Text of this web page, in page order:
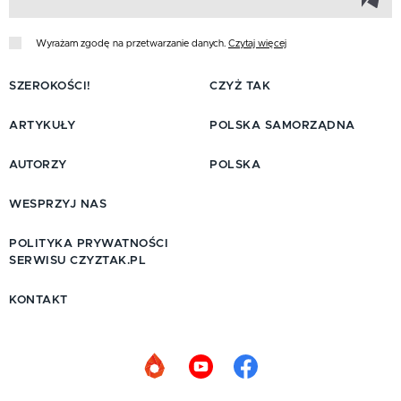
Wyrażam zgodę na przetwarzanie danych. Czytaj więcej
SZEROKOŚCI!
ARTYKUŁY
AUTORZY
CZYŻ TAK
POLSKA SAMORZĄDNA
POLSKA
WESPRZYJ NAS
POLITYKA PRYWATNOŚCI
SERWISU CZYZTAK.PL
KONTAKT